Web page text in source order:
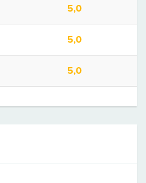
5,0
5,0
5,0